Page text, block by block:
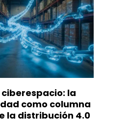
ciberespacio: la
como columna
la distribución 4.0